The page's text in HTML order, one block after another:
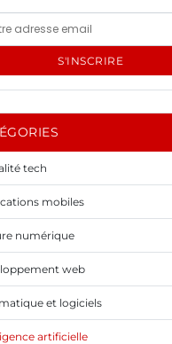
S'INSCRIRE
tech
mobiles
numérique
web
et logiciels
artificielle